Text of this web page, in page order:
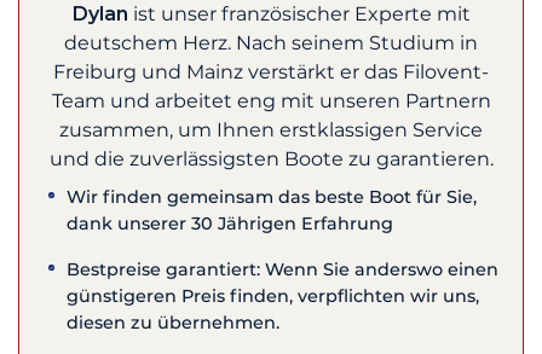
Dylan ist unser französischer Experte mit
deutschem Herz. Nach seinem Studium in
Freiburg und Mainz verstärkt er das Filovent-
Team und arbeitet eng mit unseren Partnern
zusammen, um Ihnen erstklassigen Service
und die zuverlässigsten Boote zu garantieren.
Wir finden gemeinsam das beste Boot für Sie,
dank unserer 30 Jährigen Erfahrung
Bestpreise garantiert: Wenn Sie anderswo einen
günstigeren Preis finden, verpflichten wir uns,
diesen zu übernehmen.